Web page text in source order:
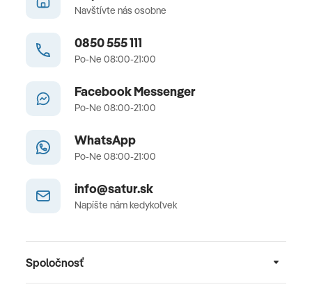
Navštívte nás osobne
0850 555 111
Po-Ne 08:00-21:00
Facebook Messenger
Po-Ne 08:00-21:00
WhatsApp
Po-Ne 08:00-21:00
info@satur.sk
Napíšte nám kedykoľvek
Spoločnosť